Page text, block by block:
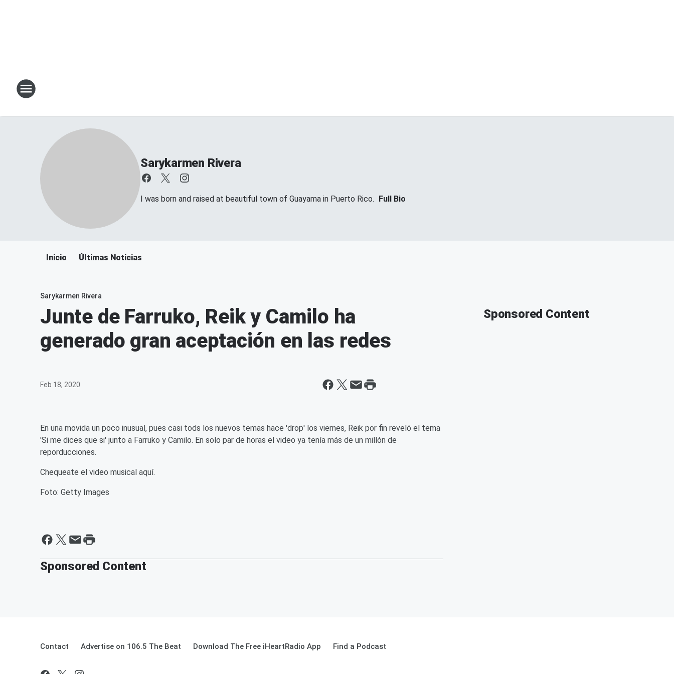
Sarykarmen Rivera
I was born and raised at beautiful town of Guayama in Puerto Rico. Full Bio
Inicio Últimas Noticias
Sarykarmen Rivera
Junte de Farruko, Reik y Camilo ha
generado gran aceptación en las redes
Feb 18, 2020
En una movida un poco inusual, pues casi tods los nuevos temas hace 'drop' los viernes, Reik por fin reveló el tema
'Si me dices que si' junto a Farruko y Camilo. En solo par de horas el video ya tenía más de un millón de
reporducciones.
Chequeate el video musical aquí.
Foto: Getty Images
Sponsored Content
Sponsored Content
Contact Advertise on 106.5 The Beat Download The Free iHeartRadio App Find a Podcast